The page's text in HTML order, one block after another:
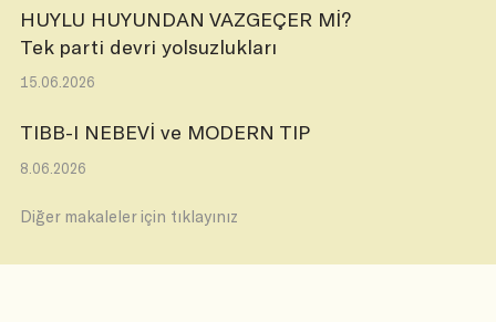
HUYLU HUYUNDAN VAZGEÇER Mİ?
Tek parti devri yolsuzlukları
15.06.2026
TIBB-I NEBEVİ ve MODERN TIP
8.06.2026
Diğer makaleler için tıklayınız